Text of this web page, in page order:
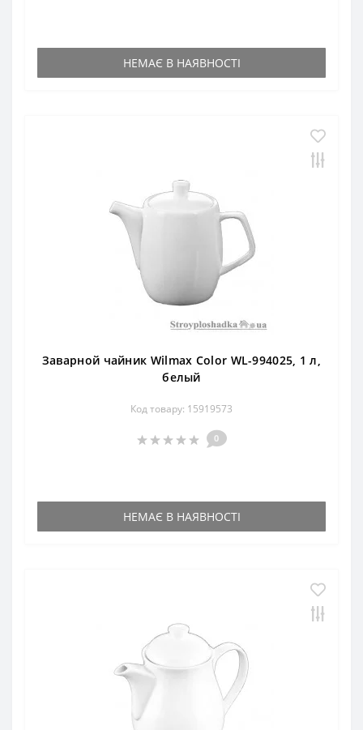
НЕМАЄ В НАЯВНОСТІ
Заварной чайник Wilmax Color WL-994025, 1 л,
белый
Код товару: 15919573
0
НЕМАЄ В НАЯВНОСТІ